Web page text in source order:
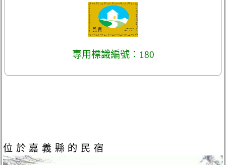
專用標識編號：180
位於嘉義縣的民宿